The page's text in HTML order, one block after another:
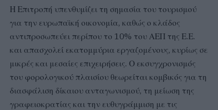
Η Επιτροπή υπενθυμίζει τη σημασία του τουρισμού
για την ευρωπαϊκή οικονομία, καθώς ο κλάδος
αντιπροσωπεύει περίπου το 10% του ΑΕΠ της Ε.Ε.
και απασχολεί εκατομμύρια εργαζομένους, κυρίως σε
μικρές και μεσαίες επιχειρήσεις. Ο εκσυγχρονισμός
του φορολογικού πλαισίου θεωρείται κομβικός για τη
διασφάλιση δίκαιου ανταγωνισμού, τη μείωση της
γραφειοκρατίας και την ευθυγράμμιση με τις